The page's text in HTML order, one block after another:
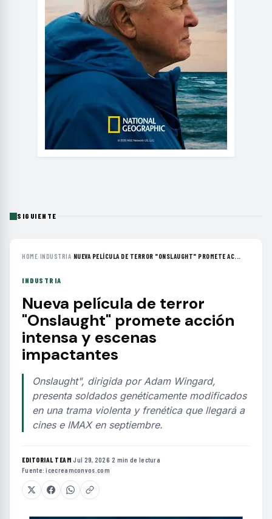
SIGUIENTE
HOME›INDUSTRIA› NUEVA PELÍCULA DE TERROR "ONSLAUGHT" PROMETE AC...
INDUSTRIA
Nueva película de terror
"Onslaught" promete acción
intensa y escenas
impactantes
Onslaught", dirigida por Adam Wingard,
presenta soldados genéticamente modificados
en una trama violenta y frenética que llegará a
cines e IMAX en septiembre.
EDITORIAL TEAM·Jul 29, 2026·2 min de lectura·
Fuente:icecreamconvos.com